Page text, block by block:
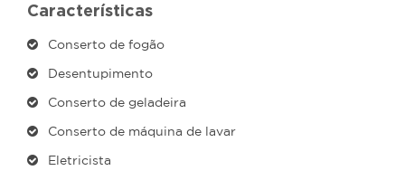
Características
Conserto de fogão
Desentupimento
Conserto de geladeira
Conserto de máquina de lavar
Eletricista